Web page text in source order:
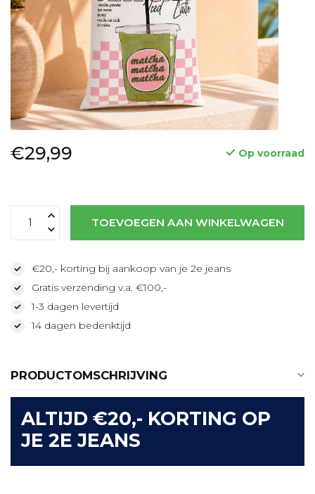
€29,99 Op voorraad
TOEVOEGEN AAN WINKELWAGEN
€20,- korting bij aankoop van je 2e jeans
Gratis verzending v.a. €100,-
1-3 dagen levertijd
14 dagen bedenktijd
PRODUCTOMSCHRIJVING
ALTIJD €20,- KORTING OP
JE 2E JEANS